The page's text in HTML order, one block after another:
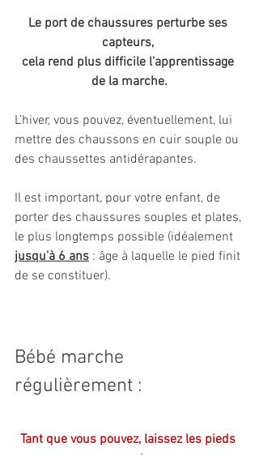
Le port de chaussures perturbe ses
capteurs,
cela rend plus difficile l’apprentissage
de la marche.
L’hiver, vous pouvez, éventuellement, lui
mettre des chaussons en cuir souple ou
des chaussettes antidérapantes.
Il est important, pour votre enfant, de
porter des chaussures souples et plates,
le plus longtemps possible (idéalement
jusqu’à 6 ans : âge à laquelle le pied finit
de se constituer).
Bébé marche
régulièrement :
Tant que vous pouvez, laissez les pieds